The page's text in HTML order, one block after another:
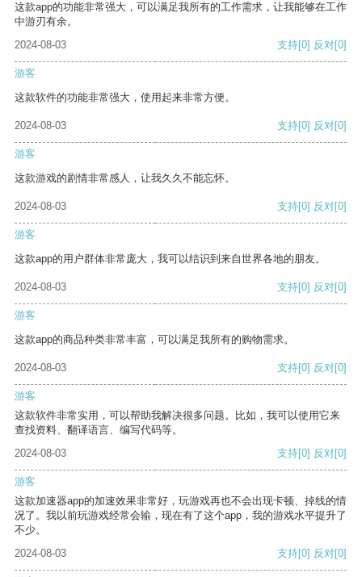
这款app的功能非常强大，可以满足我所有的工作需求，让我能够在工作
中游刃有余。
2024-08-03
支持[0] 反对[0]
游客
这款软件的功能非常强大，使用起来非常方便。
2024-08-03 支持[0] 反对[0]
游客
这款游戏的剧情非常感人，让我久久不能忘怀。
2024-08-03 支持[0] 反对[0]
游客
这款app的用户群体非常庞大，我可以结识到来自世界各地的朋友。
2024-08-03 支持[0] 反对[0]
游客
这款app的商品种类非常丰富，可以满足我所有的购物需求。
2024-08-03 支持[0] 反对[0]
游客
这款软件非常实用，可以帮助我解决很多问题。比如，我可以使用它来
查找资料、翻译语言、编写代码等。
2024-08-03
支持[0] 反对[0]
游客
这款加速器app的加速效果非常好，玩游戏再也不会出现卡顿、掉线的情
况了。我以前玩游戏经常会输，现在有了这个app，我的游戏水平提升了
不少。
2024-08-03
支持[0] 反对[0]